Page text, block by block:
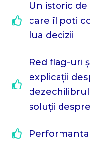
Un istoric
care îl poti
lua decizii
Red flag-uri
explicații
soluții
Performanta